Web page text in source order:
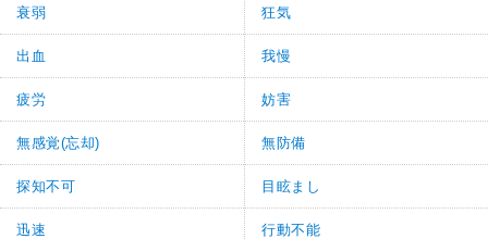
衰弱 狂気
出血 我慢
疲労 妨害
無感覚(忘却) 無防備
探知不可 目眩まし
迅速 行動不能